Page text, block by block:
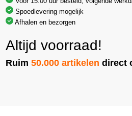
Spoedlevering mogelijk
Afhalen en bezorgen
Altijd voorraad!
Ruim50.000 artikelen direct